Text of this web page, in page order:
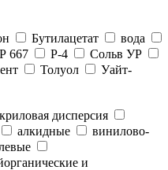
Бутилацетат
вода
Р 667 Р-4
Сольв УР
Толуол
Уайт-
дисперсия
алкидные
винилово-
и